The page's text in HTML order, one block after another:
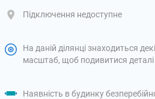
Підключення недоступне
На даній ділянці знаходиться
масштаб, щоб подивитися деталі
Наявність в будинку